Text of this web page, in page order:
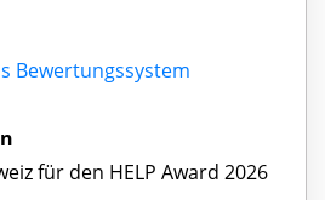
Bewertungssystem
für den HELP Award 2026